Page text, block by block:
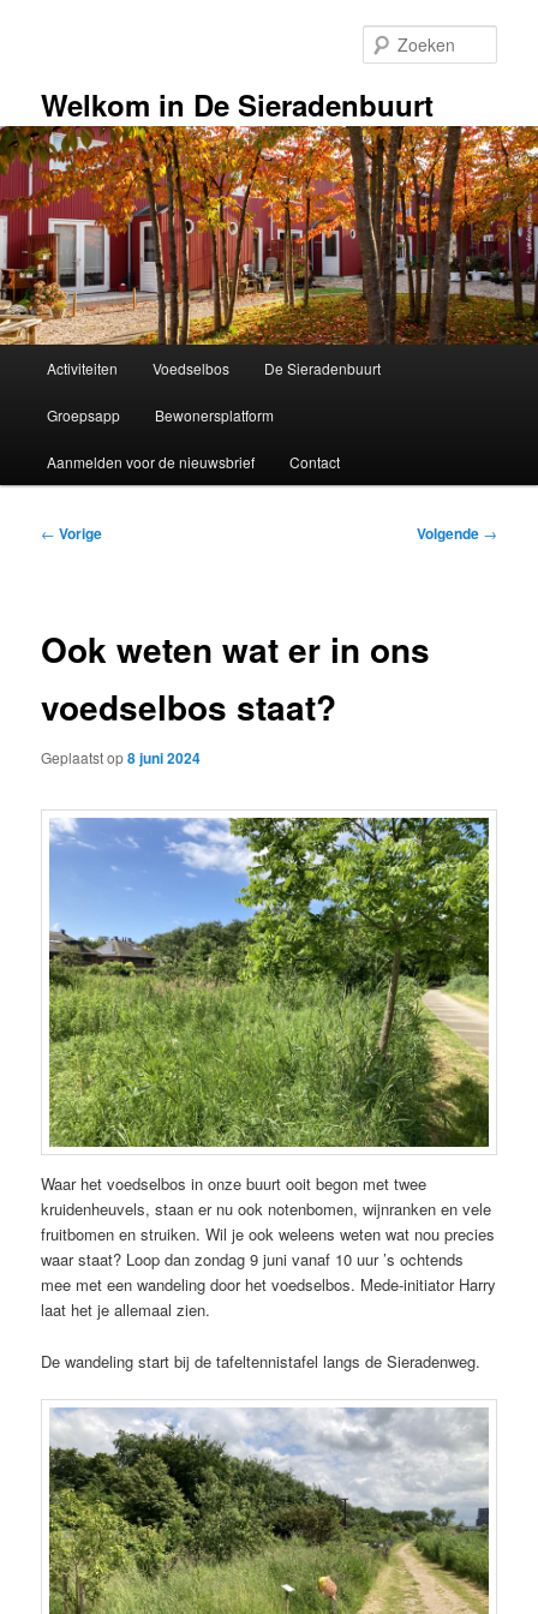
inhoudWelkom in De Sieradenbuurt
Activiteiten Voedselbos De Sieradenbuurt
Groepsapp Bewonersplatform
Aanmelden voor de nieuwsbrief Contact
Bericht
← Vorige Volgende →
Ook weten wat er in ons
voedselbos staat?
Geplaatst op8 juni 2024
Waar het voedselbos in onze buurt ooit begon met twee
kruidenheuvels, staan er nu ook notenbomen, wijnranken en vele
fruitbomen en struiken. Wil je ook weleens weten wat nou precies
waar staat? Loop dan zondag 9 juni vanaf 10 uur ’s ochtends
mee met een wandeling door het voedselbos. Mede-initiator Harry
laat het je allemaal zien.
De wandeling start bij de tafeltennistafel langs de Sieradenweg.